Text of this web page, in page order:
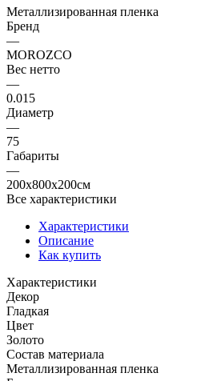
Металлизированная пленка
Бренд
—
MOROZCO
Вес нетто
—
0.015
Диаметр
—
75
Габариты
—
200x800x200см
Все характеристики
Характеристики
Описание
Как купить
Характеристики
Декор
Гладкая
Цвет
Золото
Состав материала
Металлизированная пленка